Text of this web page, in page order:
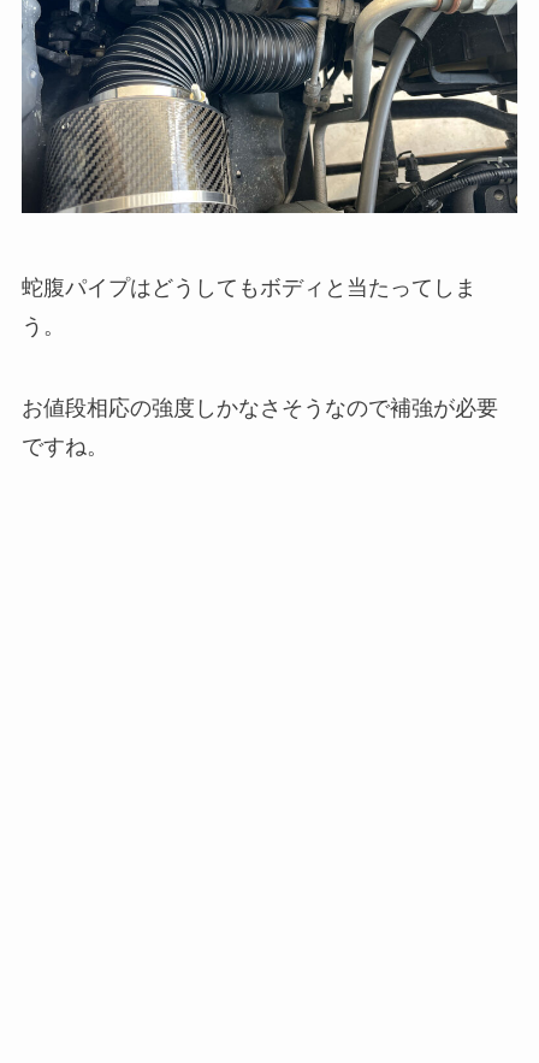
蛇腹パイプはどうしてもボディと当たってしま
う。
お値段相応の強度しかなさそうなので補強が必要
ですね。